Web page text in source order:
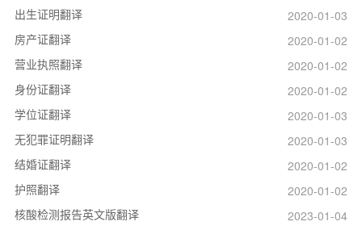
出生证明翻译
2020-01-03
房产证翻译
2020-01-02
营业执照翻译
2020-01-02
身份证翻译
2020-01-02
学位证翻译
2020-01-03
无犯罪证明翻译
2020-01-03
结婚证翻译
2020-01-02
护照翻译
2020-01-02
核酸检测报告英文版翻译
2023-01-04